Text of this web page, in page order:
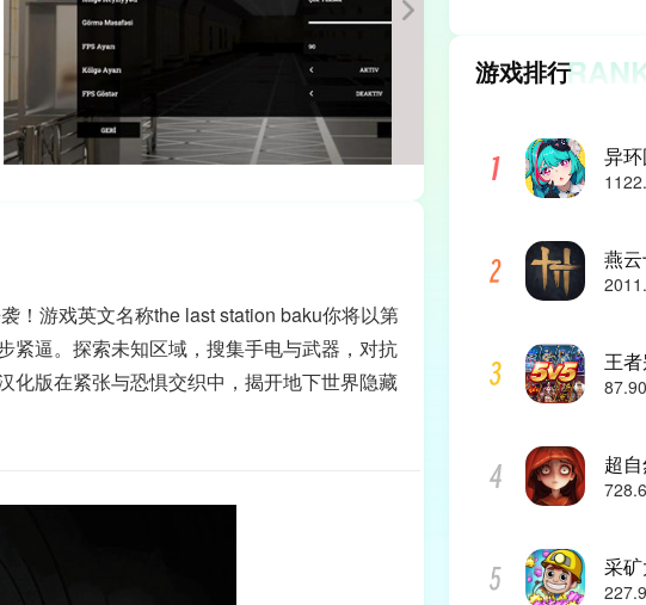
！游戏英文名称the last station baku你将以第
紧逼。探索未知区域，搜集手电与武器，对抗
化版在紧张与恐惧交织中，揭开地下世界隐藏
游戏排行
异
燕
王
超
采